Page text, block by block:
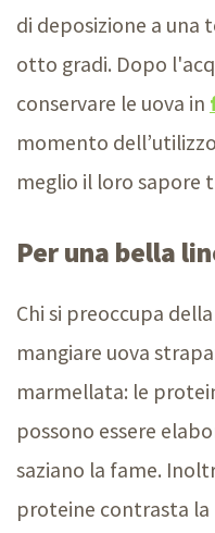
di deposizione a una
otto gradi. Dopo
conservare le uova in
momento
meglio il loro sapore
Per una bella
Chi si preoccupa
mangiare uova
marmellata: le
possono essere
saziano la fame.
proteine contrasta la